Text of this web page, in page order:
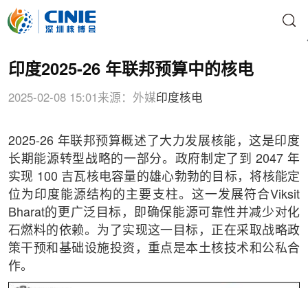
印度2025-26 年联邦预算中的核电
2025-02-08 15:01 来源：外媒印度核电
2025-26 年联邦预算概述了大力发展核能，这是印度
长期能源转型战略的一部分。政府制定了到 2047 年
实现 100 吉瓦核电容量的雄心勃勃的目标，将核能定
位为印度能源结构的主要支柱。这一发展符合Viksit
Bharat的更广泛目标，即确保能源可靠性并减少对化
石燃料的依赖。为了实现这一目标，正在采取战略政
策干预和基础设施投资，重点是本土核技术和公私合
作。